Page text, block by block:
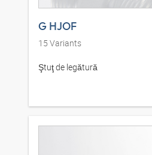
G HJOF
15 Variants
Ştuţ de legătură